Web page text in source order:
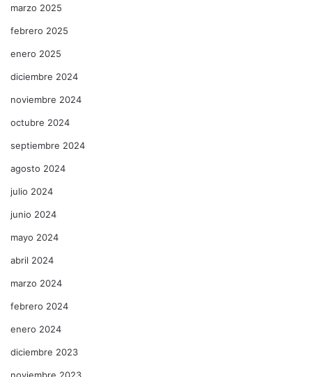
marzo 2025
febrero 2025
enero 2025
diciembre 2024
noviembre 2024
octubre 2024
septiembre 2024
agosto 2024
julio 2024
junio 2024
mayo 2024
abril 2024
marzo 2024
febrero 2024
enero 2024
diciembre 2023
noviembre 2023